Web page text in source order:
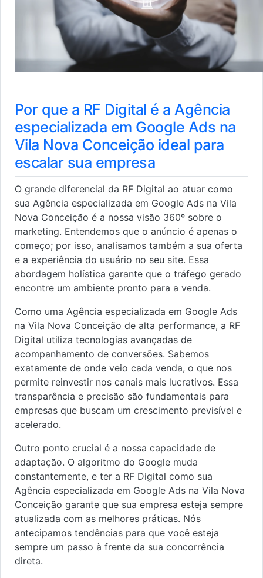
Por que a RF Digital é a Agência
especializada em Google Ads na
Vila Nova Conceição ideal para
escalar sua empresa
O grande diferencial da RF Digital ao atuar como
sua Agência especializada em Google Ads na Vila
Nova Conceição é a nossa visão 360º sobre o
marketing. Entendemos que o anúncio é apenas o
começo; por isso, analisamos também a sua oferta
e a experiência do usuário no seu site. Essa
abordagem holística garante que o tráfego gerado
encontre um ambiente pronto para a venda.
Como uma Agência especializada em Google Ads
na Vila Nova Conceição de alta performance, a RF
Digital utiliza tecnologias avançadas de
acompanhamento de conversões. Sabemos
exatamente de onde veio cada venda, o que nos
permite reinvestir nos canais mais lucrativos. Essa
transparência e precisão são fundamentais para
empresas que buscam um crescimento previsível e
acelerado.
Outro ponto crucial é a nossa capacidade de
adaptação. O algoritmo do Google muda
constantemente, e ter a RF Digital como sua
Agência especializada em Google Ads na Vila Nova
Conceição garante que sua empresa esteja sempre
atualizada com as melhores práticas. Nós
antecipamos tendências para que você esteja
sempre um passo à frente da sua concorrência
direta.